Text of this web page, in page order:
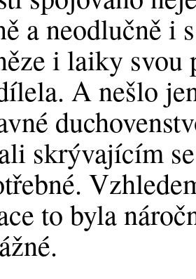
a neodlučně i
i laiky svou
A nešlo
skrývajícím
to byla